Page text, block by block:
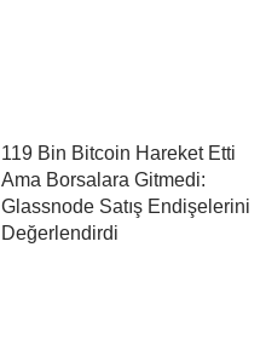
119 Bin Bitcoin Hareket Etti
Ama Borsalara Gitmedi:
Glassnode Satış Endişelerini
Değerlendirdi